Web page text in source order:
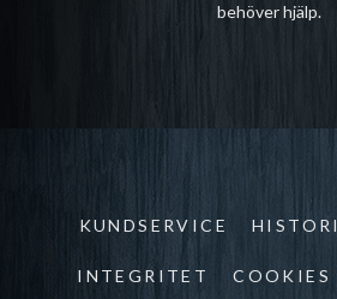
behöver hjälp.
KUNDSERVICE
INTEGRITET COOKIES